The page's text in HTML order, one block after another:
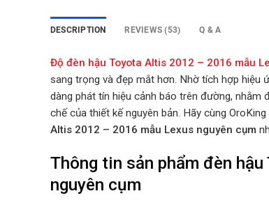
DESCRIPTION REVIEWS (53) Q & A
Độ đèn hậu Toyota Altis 2012 – 2016 mẫu
sang trọng và đẹp mắt hơn. Nhờ tích hợp hiệu
dàng phát tín hiệu cảnh báo trên đường, nhằm
chế của thiết kế nguyên bản. Hãy cùng
Altis 2012 – 2016 mẫu Lexus nguyên cụm
Thông tin sản phẩm đèn
nguyên cụm